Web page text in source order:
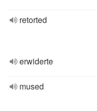
retorted
erwiderte
mused